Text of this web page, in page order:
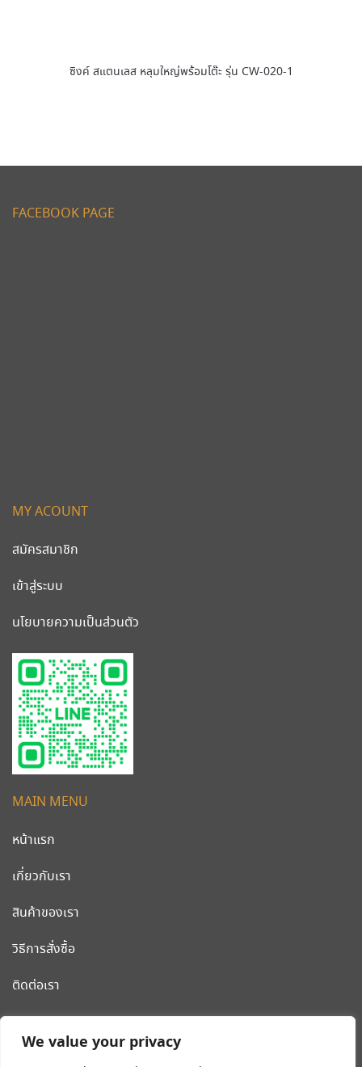
We value your privacy
ซิงค์ สแตนเลส หลุมใหญ่พร้อมโต๊ะ รุ่น CW-020-1
โรงงานผลิต รถเข็นสแตนเลส รถเข็นโรงแรม เครื่องมือและอุปกรณ์
MAIN MENU
หน้าแรก
เกี่ยวกับเรา
สินค้าของเรา
วิธีการสั่งซื้อ
ติดต่อเรา
MY ACOUNT
สมัครสมาชิก
เข้าสู่ระบบ
นโยบายความเป็นส่วนตัว
FACEBOOK PAGE